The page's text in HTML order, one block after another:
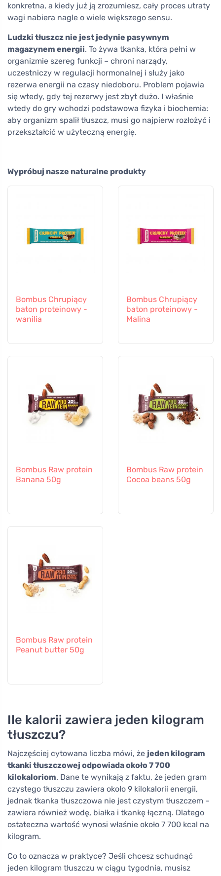
konkretna, a kiedy już ją zrozumiesz, cały proces utraty
wagi nabiera nagle o wiele większego sensu.
Ludzki tłuszcz nie jest jedynie pasywnym
magazynem energii. To żywa tkanka, która pełni w
organizmie szereg funkcji – chroni narządy,
uczestniczy w regulacji hormonalnej i służy jako
rezerwa energii na czasy niedoboru. Problem pojawia
się wtedy, gdy tej rezerwy jest zbyt dużo. I właśnie
wtedy do gry wchodzi podstawowa fizyka i biochemia:
aby organizm spalił tłuszcz, musi go najpierw rozłożyć i
przekształcić w użyteczną energię.
Wypróbuj nasze naturalne produkty
Bombus Chrupiący
baton proteinowy -
wanilia
Bombus Chrupiący
baton proteinowy -
Malina
Bombus Raw protein
Banana 50g
Bombus Raw protein
Cocoa beans 50g
Bombus Raw protein
Peanut butter 50g
Ile kalorii zawiera jeden kilogram
tłuszczu?
Najczęściej cytowana liczba mówi, że jeden kilogram
tkanki tłuszczowej odpowiada około 7 700
kilokaloriom. Dane te wynikają z faktu, że jeden gram
czystego tłuszczu zawiera około 9 kilokalorii energii,
jednak tkanka tłuszczowa nie jest czystym tłuszczem –
zawiera również wodę, białka i tkankę łączną. Dlatego
ostateczna wartość wynosi właśnie około 7 700 kcal na
kilogram.
Co to oznacza w praktyce? Jeśli chcesz schudnąć
jeden kilogram tłuszczu w ciągu tygodnia, musisz